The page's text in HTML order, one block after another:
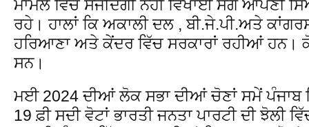
ਮਾਮਲੇ ਵਿੱਚ ਸੰਜੀਦਗੀ ਨਹੀਂ ਵਿਖਾਈ ਸਗੋਂ ਆਪਣੀ
ਰਹੇ। ਹਾਲਾਂ ਕਿ ਅਕਾਲੀ ਦਲ , ਬੀ.ਜੇ.ਪੀ.ਅਤੇ
ਹਰਿਆਣਾ ਅਤੇ ਕੇਂਦਰ ਵਿੱਚ ਸਰਕਾਰਾਂ ਰਹੀਆਂ ਹਨ।
ਸਨ।
ਮਈ 2024 ਦੀਆਂ ਲੋਕ ਸਭਾ ਦੀਆਂ ਚੋਣਾਂ ਸਮੇਂ
19 ਫ਼ੀ ਸਦੀ ਵੋਟਾਂ ਭਾਰਤੀ ਜਨਤਾ ਪਾਰਟੀ ਦੀ ਝੋਲੀ